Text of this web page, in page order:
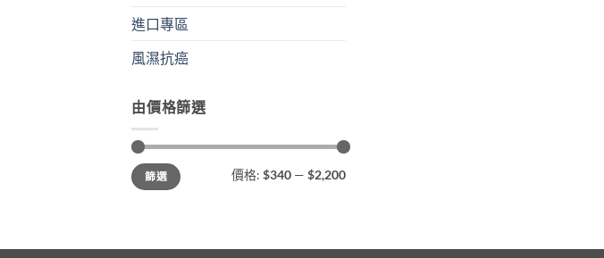
進口專區
風濕抗癌
由價格篩選
最
低
價
最
高
價
篩選 價格: $340 — $2,200